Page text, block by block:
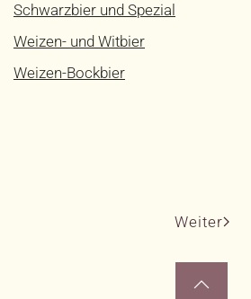
Schwarzbier und Spezial
Weizen- und Witbier
Weizen-Bockbier
Weiter